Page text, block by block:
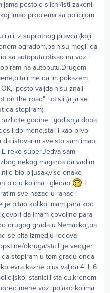
postoje slicni/isti zakoni.
imao problema sa policijom
iz suprotnog pravca (koji
ogradom,pa nisu mogli da
sa autoputa,otisao na voz i
na autoputu.Drugom
me da im pokazem
posto valjda nisu znali
on the road" i otisli (a ja se
da stopiram).
godine i godisnja doba
do mene,stali i kao prvo
da istovarim sve sto sam imao
reko super.Jedva sam
nekog magarca da vadim
bio pljusak,vise onako
bio u kolima i gledao
I
sve nazad u ranac i
je pitao koliko imam para kod
da imam dovoljno para
drugog grada u Nemackoj,pa
se cita izmedju redova -
okruga/sta li je vec),jer
stopiram u tom gradu onda
evra kazne plus valjda 4 ili 6
stanici.I sta cu,krenem
mene vozi polako kolima